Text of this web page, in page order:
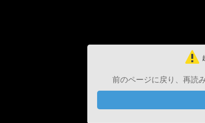
前のページに戻り、再読